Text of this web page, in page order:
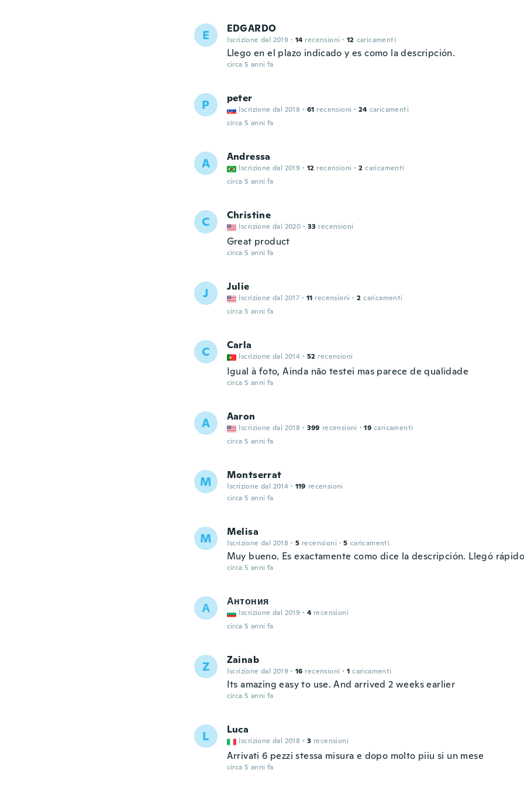
E EDGARDO
Iscrizione dal 2019 · 14 recensioni · 12 caricamenti
Llego en el plazo indicado y es como la descripción.
circa 5 anni fa
P peter
Iscrizione dal 2018 · 61 recensioni · 24 caricamenti
circa 5 anni fa
A Andressa
Iscrizione dal 2019 · 12 recensioni · 2 caricamenti
circa 5 anni fa
C Christine
Iscrizione dal 2020 · 33 recensioni
Great product
circa 5 anni fa
J Julie
Iscrizione dal 2017 · 11 recensioni · 2 caricamenti
circa 5 anni fa
C Carla
Iscrizione dal 2014 · 52 recensioni
Igual à foto, Ainda não testei mas parece de qualidade
circa 5 anni fa
A Aaron
Iscrizione dal 2018 · 399 recensioni · 19 caricamenti
circa 5 anni fa
M Montserrat
Iscrizione dal 2014 · 119 recensioni
circa 5 anni fa
M Melisa
Iscrizione dal 2018 · 5 recensioni · 5 caricamenti
Muy bueno. Es exactamente como dice la descripción. Llegó
circa 5 anni fa
А Антония
Iscrizione dal 2019 · 4 recensioni
circa 5 anni fa
Z Zainab
Iscrizione dal 2019 · 16 recensioni · 1 caricamenti
Its amazing easy to use. And arrived 2 weeks earlier
circa 5 anni fa
L Luca
Iscrizione dal 2018 · 3 recensioni
Arrivati 6 pezzi stessa misura e dopo molto piiu si un mese
circa 5 anni fa